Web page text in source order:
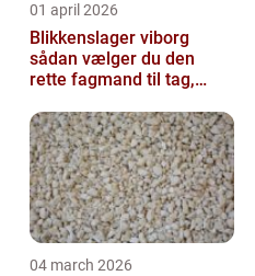
01 april 2026
Blikkenslager viborg
sådan vælger du den
rette fagmand til tag,
04 march 2026